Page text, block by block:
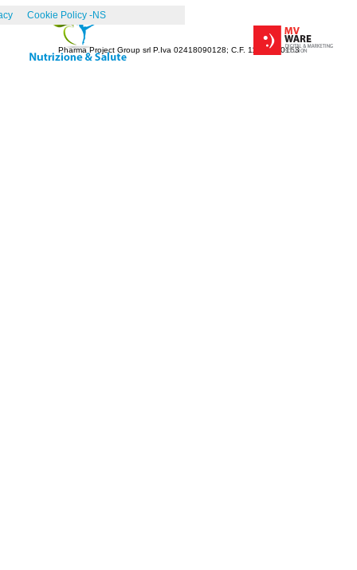
Cookie Policy -NS
Pharma Project Group srl P.Iva 02418090128; C.F. 11341670153